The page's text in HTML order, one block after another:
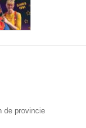
de provincie